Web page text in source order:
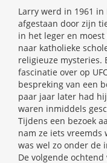
Larry werd in 1961
afgestaan door zijn
in het leger en
naar katholieke
religieuze mysteries.
fascinatie over op
bespreking van een
paar jaar later had
waren inmiddels
Tijdens een bezoek
nam ze iets vreemds
was wel zo onder de
De volgende